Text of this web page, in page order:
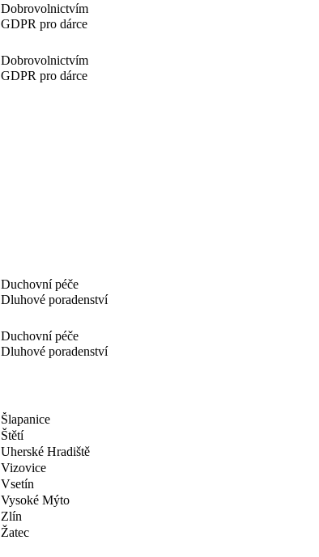
Dobrovolnictvím
GDPR pro dárce
Dobrovolnictvím
GDPR pro dárce
Duchovní péče
Dluhové poradenství
Duchovní péče
Dluhové poradenství
Šlapanice
Štětí
Uherské Hradiště
Vizovice
Vsetín
Vysoké Mýto
Zlín
Žatec